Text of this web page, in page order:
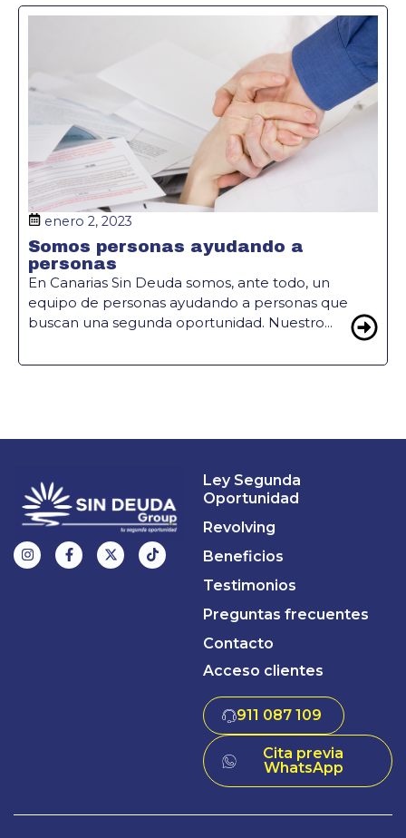
enero 2, 2023
Somos personas ayudando a
personas
En Canarias Sin Deuda somos, ante todo, un
equipo de personas ayudando a personas que
buscan una segunda oportunidad. Nuestro...
Ley Segunda
Oportunidad
Revolving
Beneficios
Testimonios
Preguntas frecuentes
Contacto
Acceso clientes
911 087 109
Cita previa
WhatsApp